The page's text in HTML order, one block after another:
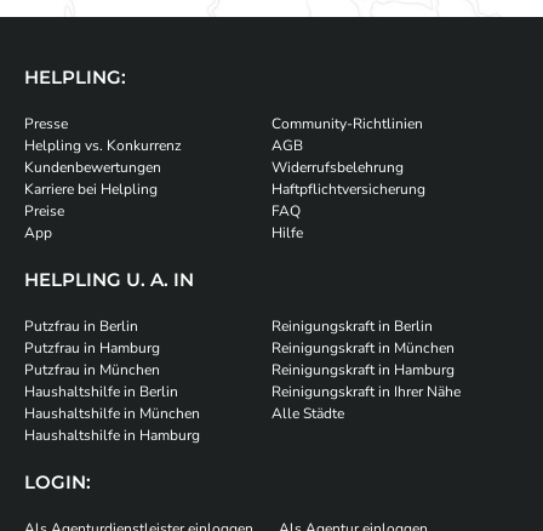
HELPLING:
Presse
Helpling vs. Konkurrenz
Kundenbewertungen
Karriere bei Helpling
Preise
App
Community-Richtlinien
AGB
Widerrufsbelehrung
Haftpflichtversicherung
FAQ
Hilfe
HELPLING U. A. IN
Putzfrau in Berlin
Putzfrau in Hamburg
Putzfrau in München
Haushaltshilfe in Berlin
Haushaltshilfe in München
Haushaltshilfe in Hamburg
Reinigungskraft in Berlin
Reinigungskraft in München
Reinigungskraft in Hamburg
Reinigungskraft in Ihrer Nähe
Alle Städte
LOGIN: